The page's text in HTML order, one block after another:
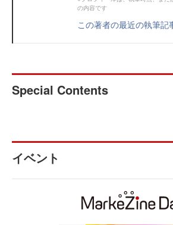
の内容です
この著者の最近の執筆記
Special Contents
イベント